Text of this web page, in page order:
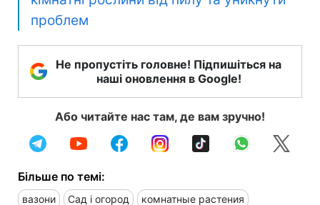
проблем
Не пропустіть головне! Підпишіться на
наші оновлення в Google!
Або читайте нас там, де вам зручно!
Більше по темі:
вазони Сад і огород комнатные растения